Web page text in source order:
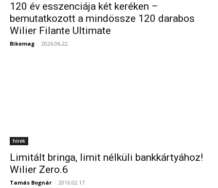
120 év esszenciája két keréken –
bemutatkozott a mindössze 120 darabos
Wilier Filante Ultimate
Bikemag - 2026.06.22.
hírek
Limitált bringa, limit nélküli bankkártyához!
Wilier Zero.6
Tamás Bognár - 2016.02.17.